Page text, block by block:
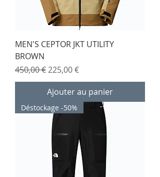
MEN'S CEPTOR JKT UTILITY
BROWN
Prix original
450,00 € Prix promotionnel
225,00 €
Ajouter au panier
Déstockage -50%